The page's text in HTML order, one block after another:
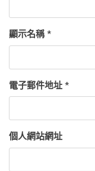
顯示名稱*
電子郵件地址 *
個人網站網址